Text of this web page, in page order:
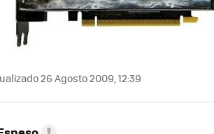
26 Agosto 2009, 12:39